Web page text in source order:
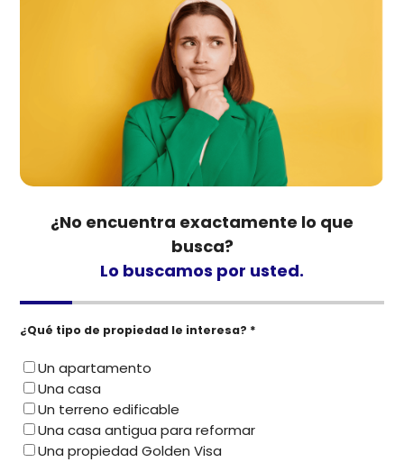
¿No encuentra exactamente lo que
busca?
Lo buscamos por usted.
¿Qué tipo de propiedad le interesa? *
Un apartamento
Una casa
Un terreno edificable
Una casa antigua para reformar
Una propiedad Golden Visa